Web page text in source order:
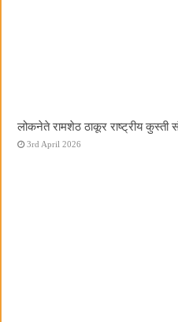
लोकनेते रामशेठ ठाकूर राष्ट्रीय
3rd April 2026